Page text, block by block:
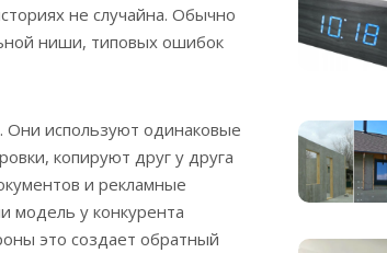
не случайна. Обычно
ниши, типовых ошибок
Они используют одинаковые
копируют друг у друга
и рекламные
модель у конкурента
это создает обратный